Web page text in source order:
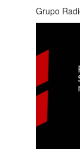
Grupo